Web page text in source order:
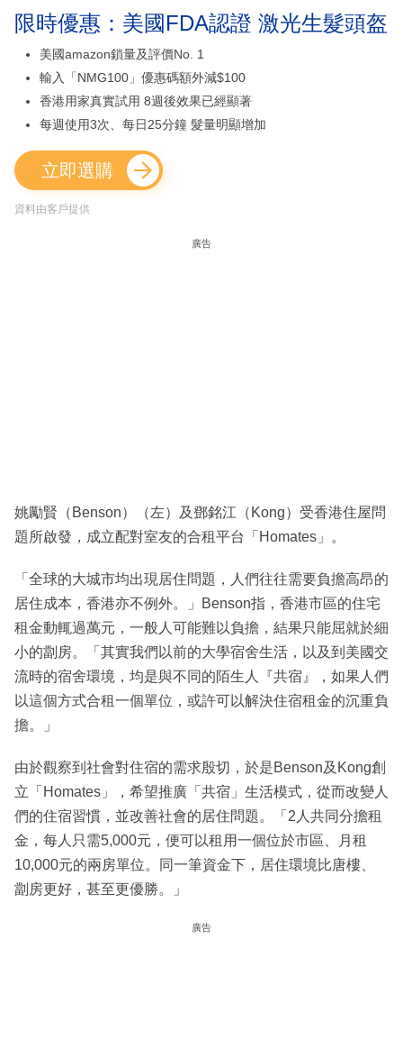
限時優惠：美國FDA認證 激光生髮頭盔
美國amazon鎖量及評價No. 1
輸入「NMG100」優惠碼額外減$100
香港用家真實試用 8週後效果已經顯著
每週使用3次、每日25分鐘 髮量明顯增加
立即選購
資料由客戶提供
廣告
姚勵賢（Benson）（左）及鄧銘江（Kong）受香港住屋問
題所啟發，成立配對室友的合租平台「Homates」。
「全球的大城市均出現居住問題，人們往往需要負擔高昂的
居住成本，香港亦不例外。」Benson指，香港市區的住宅
租金動輒過萬元，一般人可能難以負擔，結果只能屈就於細
小的劏房。「其實我們以前的大學宿舍生活，以及到美國交
流時的宿舍環境，均是與不同的陌生人『共宿』，如果人們
以這個方式合租一個單位，或許可以解決住宿租金的沉重負
擔。」
由於觀察到社會對住宿的需求殷切，於是Benson及Kong創
立「Homates」，希望推廣「共宿」生活模式，從而改變人
們的住宿習慣，並改善社會的居住問題。「2人共同分擔租
金，每人只需5,000元，便可以租用一個位於市區、月租
10,000元的兩房單位。同一筆資金下，居住環境比唐樓、
劏房更好，甚至更優勝。」
廣告